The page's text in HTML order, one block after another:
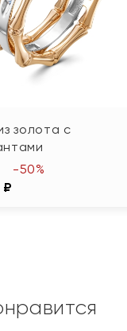
золота с
₽
-50%